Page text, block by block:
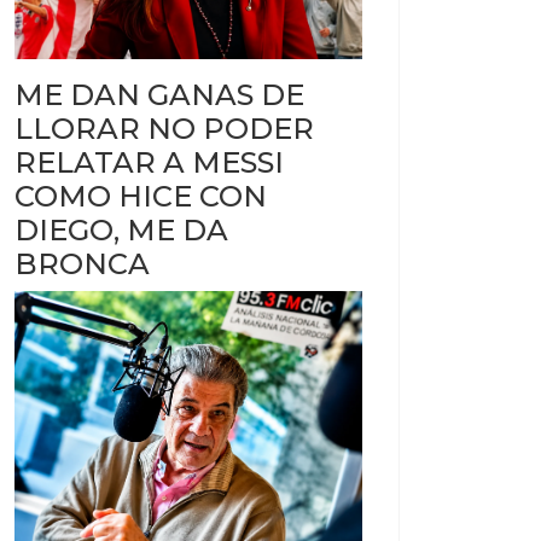
ME DAN GANAS DE
LLORAR NO PODER
RELATAR A MESSI
COMO HICE CON
DIEGO, ME DA
BRONCA